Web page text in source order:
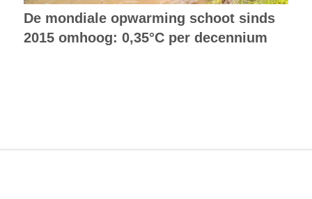
De mondiale opwarming schoot sinds
2015 omhoog: 0,35°C per decennium